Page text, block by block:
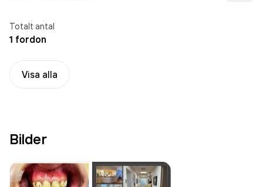
Totalt antal
1 fordon
Visa alla
Bilder